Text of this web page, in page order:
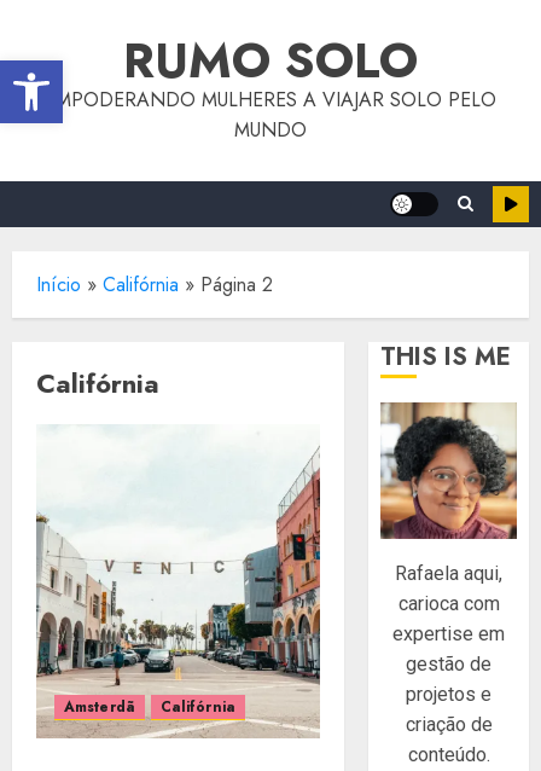
content
RUMO SOLO
EMPODERANDO MULHERES A VIAJAR SOLO PELO
MUNDO
Início » Califórnia » Página 2
Califórnia
Amsterdã Califórnia
THIS IS ME
Rafaela aqui,
carioca com
expertise em
gestão de
projetos e
criação de
conteúdo.
Abrir a barra de ferramentas